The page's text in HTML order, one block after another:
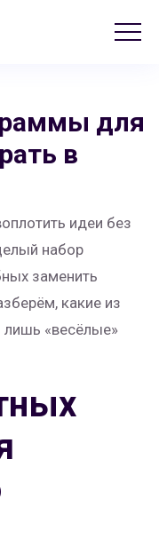
для
в
идеи без
набор
заменить
какие из
лишь «весёлые»